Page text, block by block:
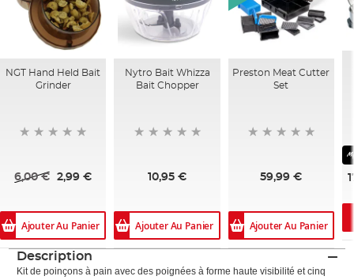
NGT Hand Held Bait
Grinder
6,00 € 2,99 €
Ajouter Au Panier
Nytro Bait Whizza
Bait Chopper
10,95 €
Ajouter Au Panier
Preston Meat Cutter
Set
59,99 €
Ajouter Au Panier
Description
Kit de poinçons à pain avec des poignées à forme haute visibilité et cinq